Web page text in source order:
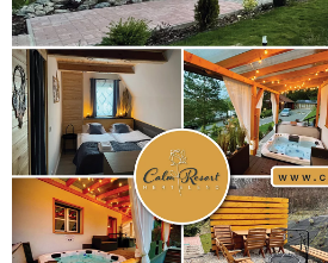
Hirdetés